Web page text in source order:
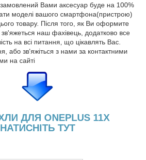
Вами аксесуар буде на 100%
моделі вашого смартфона(пристрою)
товару. Після того, як Ви оформите
наш фахівець, додатково все
на всі питання, що цікавлять Вас.
або зв'яжіться з нами за контактними
на сайті
ДЛЯ ONEPLUS 11X
НАТИСНІТЬ ТУТ